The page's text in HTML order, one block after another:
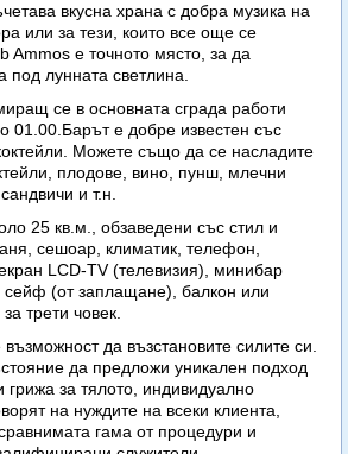
вкусна храна с добра музика на
или за тези, които все още се
Ammos е точното място, за да
под лунната светлина.
се в основната сграда работи
01.00.Барът е добре известен със
Можете също да се насладите
плодове, вино, пунш, млечни
и т.н.
25 кв.м., обзаведени със стил и
сешоар, климатик, телефон,
LCD-TV (телевизия), минибар
(от заплащане), балкон или
трети човек.
да възстановите силите си.
да предложи уникален подход
грижа за тялото, индивидуално
на нуждите на всеки клиента,
гама от процедури и